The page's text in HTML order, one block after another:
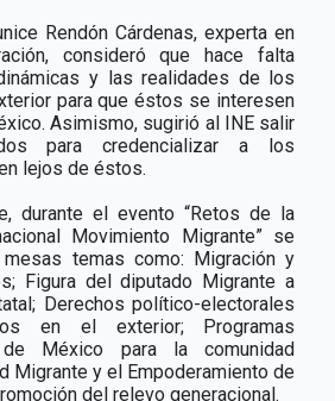
Rendón Cárdenas, experta en
consideró que hace falta
y las realidades de los
para que éstos se interesen
Asimismo, sugirió al INE salir
para credencializar a los
lejos de éstos.
durante el evento “Retos de la
Movimiento Migrante” se
temas como: Migración y
Figura del diputado Migrante a
Derechos político-electorales
en el exterior; Programas
de México para la comunidad
Migrante y el Empoderamiento de
del relevo generacional.